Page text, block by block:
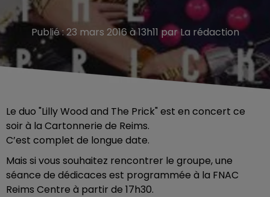
Publié : 23 mars 2016 à 13h11 par La rédaction
Le duo "Lilly Wood and The Prick" est en concert ce
soir à la Cartonnerie de Reims.
C’est complet de longue date.
Mais si vous souhaitez rencontrer le groupe, une
séance de dédicaces est programmée à la FNAC
Reims Centre à partir de 17h30.